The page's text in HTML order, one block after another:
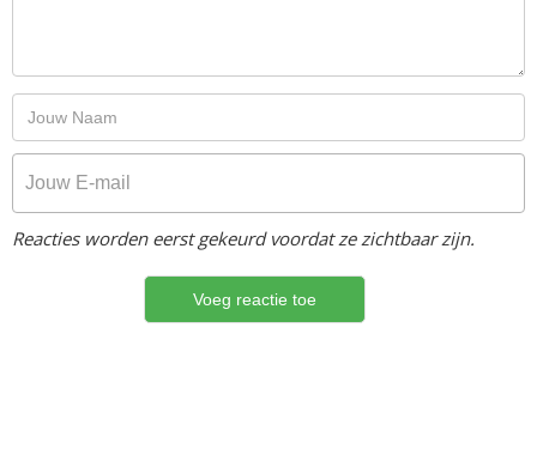
Reacties worden eerst gekeurd voordat ze zichtbaar zijn.